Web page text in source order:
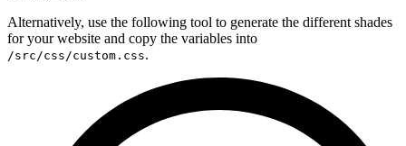
Alternatively, use the following tool to generate the different shades
for your website and copy the variables into
/src/css/custom.css.